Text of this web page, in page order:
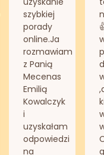
szybkiej
porady
online.Ja
rozmawiam
z Panią
Mecenas
Emilią
Kowalczyk
i
uzyskałam
odpowiedzi
na